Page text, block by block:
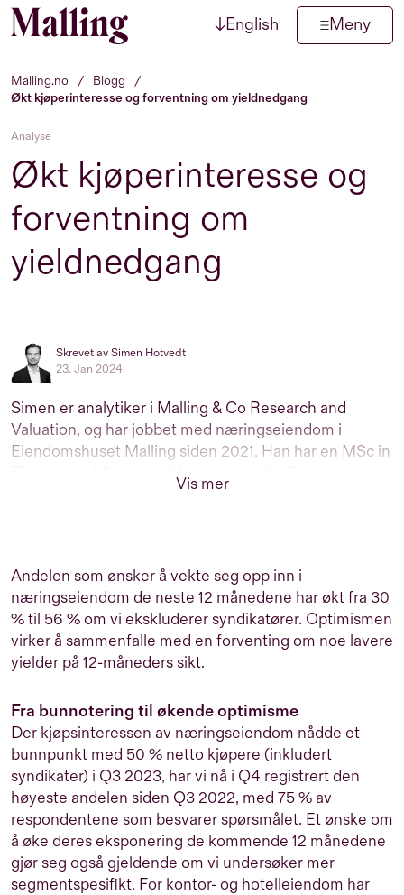
Hopp til innhold ↓English Meny
Malling.no / Blogg
/
Økt kjøperinteresse og forventning om yieldnedgang
Analyse
Økt kjøperinteresse og
forventning om
yieldnedgang
Skrevet av Simen Hotvedt
23. Jan 2024
Simen er analytiker i Malling & Co Research and
Valuation, og har jobbet med næringseiendom i
Eiendomshuset Malling siden 2021. Han har en MSc in
Finance and Strategic Management fra Copenhagen
Vis mer
Andelen som ønsker å vekte seg opp inn i
næringseiendom de neste 12 månedene har økt fra 30
% til 56 % om vi ekskluderer syndikatører. Optimismen
virker å sammenfalle med en forventing om noe lavere
yielder på 12-måneders sikt.
Fra bunnotering til økende optimisme
Der kjøpsinteressen av næringseiendom nådde et
bunnpunkt med 50 % netto kjøpere (inkludert
syndikater) i Q3 2023, har vi nå i Q4 registrert den
høyeste andelen siden Q3 2022, med 75 % av
respondentene som besvarer spørsmålet. Et ønske om
å øke deres eksponering de kommende 12 månedene
gjør seg også gjeldende om vi undersøker mer
segmentspesifikt. For kontor- og hotelleiendom har